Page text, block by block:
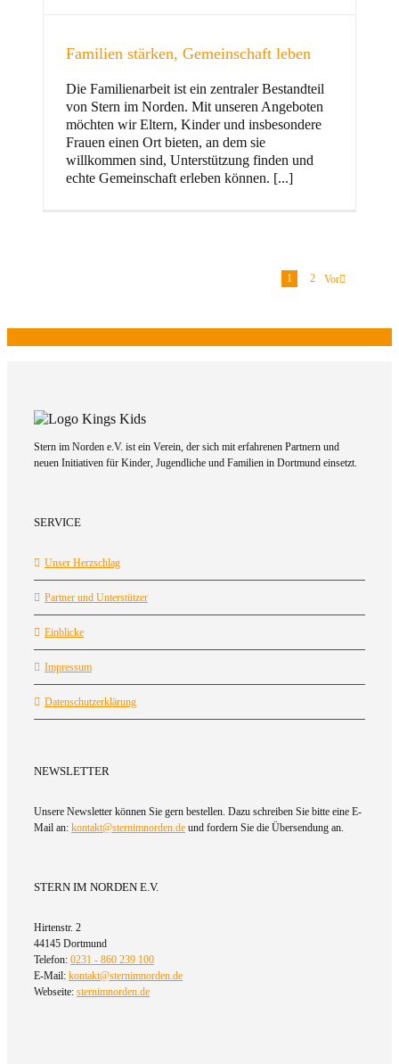
Familien stärken, Gemeinschaft leben
Die Familienarbeit ist ein zentraler Bestandteil
von Stern im Norden. Mit unseren Angeboten
möchten wir Eltern, Kinder und insbesondere
Frauen einen Ort bieten, an dem sie
willkommen sind, Unterstützung finden und
echte Gemeinschaft erleben können. [...]
1 2 Vor
Stern im Norden e.V. ist ein Verein, der sich mit erfahrenen Partnern und
neuen Initiativen für Kinder, Jugendliche und Familien in Dortmund einsetzt.
SERVICE
Unser Herzschlag
Partner und Unterstützer
Einblicke
Impressum
Datenschutzerklärung
NEWSLETTER
Unsere Newsletter können Sie gern bestellen. Dazu schreiben Sie bitte eine E-
Mail an: kontakt@sternimnorden.de und fordern Sie die Übersendung an.
STERN IM NORDEN E.V.
Hirtenstr. 2
44145 Dortmund
Telefon: 0231 - 860 239 100
E-Mail: kontakt@sternimnorden.de
Webseite: sternimnorden.de